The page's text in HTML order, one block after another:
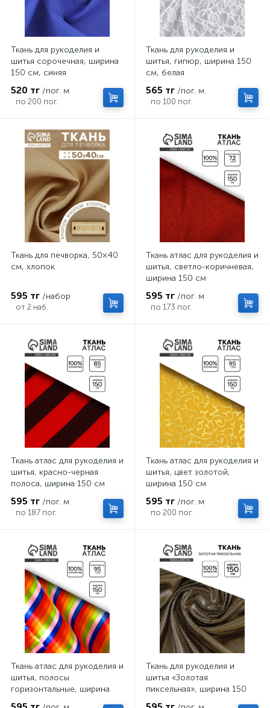
Ткань для рукоделия и
шитья сорочечная, ширина
150 см, синяя
520 тг /пог. м
по 200 пог.
Ткань для рукоделия и
шитья, гипюр, ширина 150
см, белая
565 тг /пог. м
по 100 пог.
Ткань для печворка, 50×40
см, хлопок
595 тг /набор
от 2 наб.
Ткань атлас для рукоделия и
шитья, светло-коричневая,
ширина 150 см
595 тг /пог. м
по 173 пог.
Ткань атлас для рукоделия и
шитья, красно-черная
полоса, ширина 150 см
595 тг /пог. м
по 187 пог.
Ткань атлас для рукоделия и
шитья, цвет золотой,
ширина 150 см
595 тг /пог. м
по 200 пог.
Ткань атлас для рукоделия и
шитья, полосы
горизонтальные, ширина
Ткань для рукоделия и
шитья «Золотая
пиксельная», ширина 150